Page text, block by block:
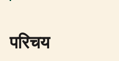
परिचय